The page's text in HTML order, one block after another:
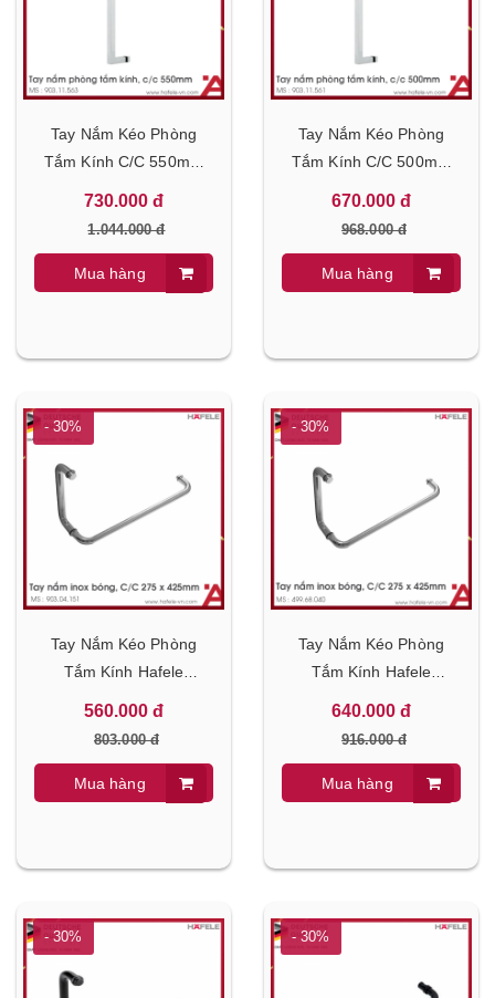
Tay Nắm Kéo Phòng
Tắm Kính C/C 550mm
Hafele 903.11.563
730.000 đ
1.044.000 đ
Mua hàng
Tay Nắm Kéo Phòng
Tắm Kính C/C 500mm
Hafele 903.11.561
670.000 đ
968.000 đ
Mua hàng
- 30%
Tay Nắm Kéo Phòng
Tắm Kính Hafele
903.04.151
560.000 đ
803.000 đ
Mua hàng
- 30%
Tay Nắm Kéo Phòng
Tắm Kính Hafele
499.68.040
640.000 đ
916.000 đ
Mua hàng
- 30% - 30%